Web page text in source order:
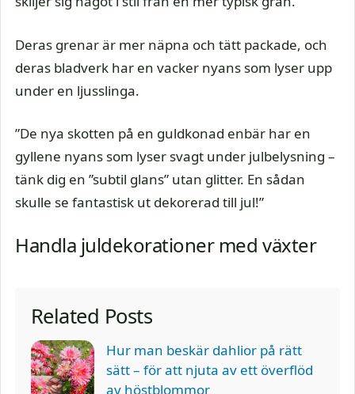
Deras grenar är mer näpna och tätt packade, och
deras bladverk har en vacker nyans som lyser upp
under en ljusslinga.
”De nya skotten på en guldkonad enbär har en
gyllene nyans som lyser svagt under julbelysning –
tänk dig en ”subtil glans” utan glitter. En sådan
skulle se fantastisk ut dekorerad till jul!”
Handla juldekorationer med växter
Related Posts
Hur man beskär dahlior på rätt
sätt – för att njuta av ett överflöd
av höstblommor